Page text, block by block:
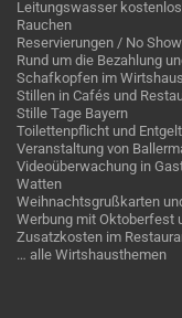
Leitungswasser
Rauchen
Reservierungen / No
Rund um die Bezahlung
Schafkopfen im Wirtshaus
Stillen in Cafés und
Stille Tage Bayern
Toilettenpflicht und Entgelt
Veranstaltung von
Videoüberwachung in
Watten
Weihnachtsgrußkarten
Werbung mit Oktoberfest
Zusatzkosten im
… alle Wirtshausthemen